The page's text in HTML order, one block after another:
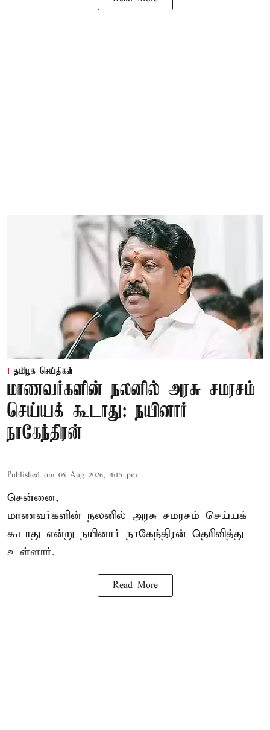
தமிழக செய்திகள்
மாணவர்களின் நலனில் அரசு சமரசம்
செய்யக் கூடாது: நயினார்
நாகேந்திரன்
Published on: 06 Aug 2026, 4:15 pm
சென்னை,
மாணவர்களின் நலனில் அரசு சமரசம் செய்யக்
கூடாது என்று நயினார் நாகேந்திரன் தெரிவித்து
உள்ளார்.
Read More